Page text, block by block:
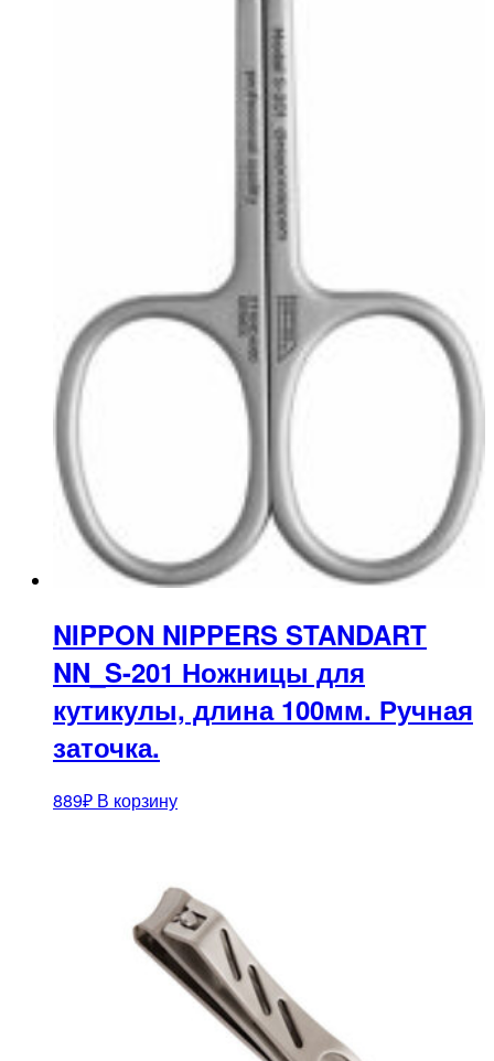
NIPPON NIPPERS STANDART
NN_S-201 Ножницы для
кутикулы, длина 100мм. Ручная
заточка.
889₽ В корзину